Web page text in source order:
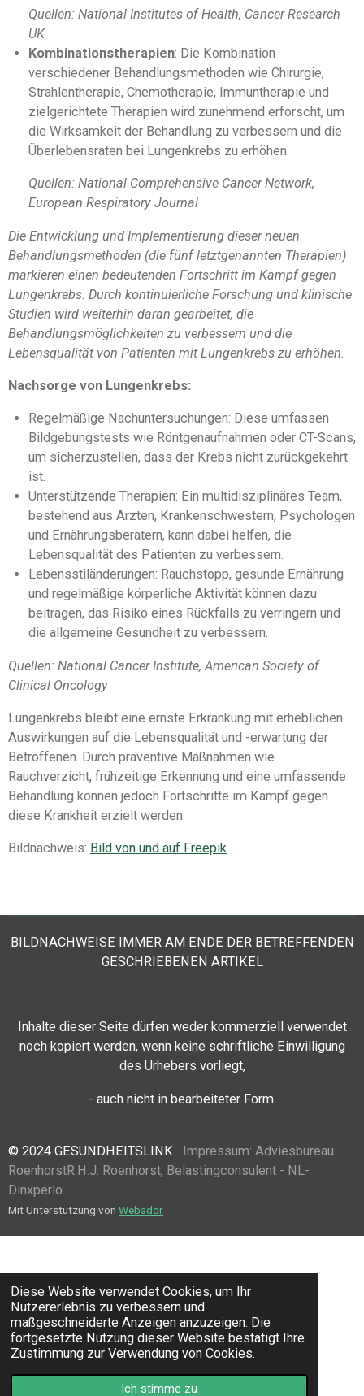
Diese Website verwendet Cookies, um Ihr
Nutzererlebnis zu verbessern und
maßgeschneiderte Anzeigen anzuzeigen. Die
fortgesetzte Nutzung dieser Website bestätigt Ihre
Zustimmung zur Verwendung von Cookies.
Ich stimme zu
Quellen: National Institutes of Health, Cancer Research
UK
Kombinationstherapien: Die Kombination
verschiedener Behandlungsmethoden wie Chirurgie,
Strahlentherapie, Chemotherapie, Immuntherapie und
zielgerichtete Therapien wird zunehmend erforscht, um
die Wirksamkeit der Behandlung zu verbessern und die
Überlebensraten bei Lungenkrebs zu erhöhen.
Quellen: National Comprehensive Cancer Network,
European Respiratory Journal
Die Entwicklung und Implementierung dieser neuen
Behandlungsmethoden (die fünf letztgenannten Therapien)
markieren einen bedeutenden Fortschritt im Kampf gegen
Lungenkrebs. Durch kontinuierliche Forschung und klinische
Studien wird weiterhin daran gearbeitet, die
Behandlungsmöglichkeiten zu verbessern und die
Lebensqualität von Patienten mit Lungenkrebs zu erhöhen.
Nachsorge von Lungenkrebs:
Regelmäßige Nachuntersuchungen: Diese umfassen
Bildgebungstests wie Röntgenaufnahmen oder CT-Scans,
um sicherzustellen, dass der Krebs nicht zurückgekehrt
ist.
Unterstützende Therapien: Ein multidisziplinäres Team,
bestehend aus Ärzten, Krankenschwestern, Psychologen
und Ernährungsberatern, kann dabei helfen, die
Lebensqualität des Patienten zu verbessern.
Lebensstiländerungen: Rauchstopp, gesunde Ernährung
und regelmäßige körperliche Aktivität können dazu
beitragen, das Risiko eines Rückfalls zu verringern und
die allgemeine Gesundheit zu verbessern.
Quellen: National Cancer Institute, American Society of
Clinical Oncology
Lungenkrebs bleibt eine ernste Erkrankung mit erheblichen
Auswirkungen auf die Lebensqualität und -erwartung der
Betroffenen. Durch präventive Maßnahmen wie
Rauchverzicht, frühzeitige Erkennung und eine umfassende
Behandlung können jedoch Fortschritte im Kampf gegen
diese Krankheit erzielt werden.
Bildnachweis: Bild von und auf Freepik
BILDNACHWEISE IMMER AM ENDE DER BETREFFENDEN
GESCHRIEBENEN ARTIKEL
Inhalte dieser Seite dürfen weder kommerziell verwendet
noch kopiert werden, wenn keine schriftliche Einwilligung
des Urhebers vorliegt,
- auch nicht in bearbeiteter Form.
© 2024 GESUNDHEITSLINK Impressum: Adviesbureau
RoenhorstR.H.J. Roenhorst, Belastingconsulent - NL-
Dinxperlo
Mit Unterstützung von Webador